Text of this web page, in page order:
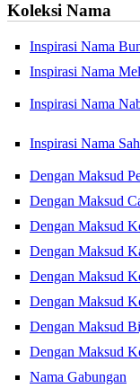
Koleksi Nama
Inspirasi Nama
Inspirasi Nama
Dengan Maksud
Dengan Maksud
Dengan Maksud
Dengan Maksud
Dengan Maksud
Dengan Maksud
Dengan Maksud
Dengan Maksud
Nama Gabungan